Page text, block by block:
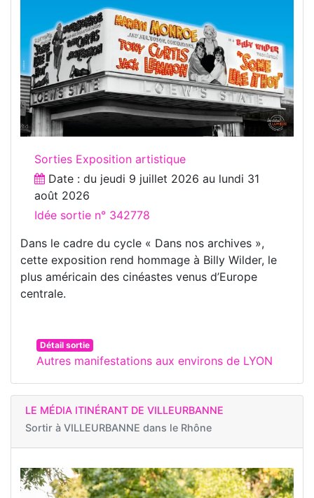
Sorties Exposition artistique
Date : du jeudi 9 juillet 2026 au lundi 31
août 2026
Idée sortie n° 342778
Dans le cadre du cycle « Dans nos archives »,
cette exposition rend hommage à Billy Wilder, le
plus américain des cinéastes venus d’Europe
centrale.
Détail sortie
Autres manifestations aux environs de LYON
LE MÉDIA ITINÉRANT DE VILLEURBANNE
Sortir à VILLEURBANNE dans le Rhône